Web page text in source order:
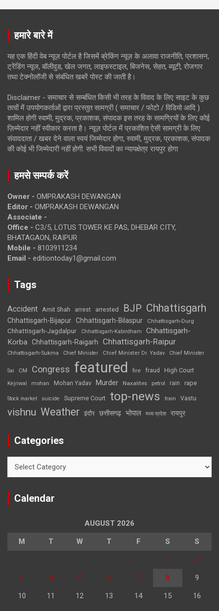
हमारे बारे में
यह एक हिंदी वेब न्यूज़ पोर्टल है जिसमें ब्रेकिंग न्यूज़ के अलावा राजनीति, प्रशासन,
ट्रेंडिंग न्यूज, बॉलीवुड, खेल जगत, लाइफस्टाइल, बिजनेस, सेहत, ब्यूटी, रोजगार
तथा टेक्नोलॉजी से संबंधित खबरें पोस्ट की जाती है।
Disclaimer - समाचार से सम्बंधित किसी भी तरह के विवाद के लिए साइट के कुछ
तत्वों में उपयोगकर्ताओं द्वारा प्रस्तुत सामग्री ( समाचार / फोटो / विडियो आदि )
शामिल होगी स्वामी, मुद्रक, प्रकाशक, संपादक इस तरह के सामग्रियों के लिए कोई
ज़िम्मेदार नहीं स्वीकार करता है। न्यूज़ पोर्टल में प्रकाशित ऐसी सामग्री के लिए
संवाददाता / खबर देने वाला स्वयं जिम्मेदार होगा, स्वामी, मुद्रक, प्रकाशक, संपादक
की कोई भी जिम्मेदारी नहीं होगी. सभी विवादों का न्यायक्षेत्र रायपुर होगा
हमसे सम्पर्क करें
Owner - OMPRAKASH DEWANGAN
Editor - OMPRAKASH DEWANGAN
Associate -
Office - C3/5, LOTUS TOWER KE PAS, DHEBAR CITY,
BHATAGAON, RAIPUR
Mobile - 8103911234
Email - editiontoday1@gmail.com
Tags
Accident Amit Shah arrest arrested BJP Chhattisgarh
Chhattisgarh-Bijapur Chhattisgarh-Bilaspur Chhattisgarh-Durg
Chhattisgarh-Jagdalpur Chhattisgarh-Kabirdham
Chhattisgarh-
Korba Chhattisgarh-Raigarh Chhattisgarh-Raipur
Chhattisgarh-Sukma Chief Minister Chief Minister Dr. Yadav Chief Minister
Sai CM Congress featured fire fraud High Court
Kejriwal mohan Mohan Yadav Murder Naxalites petrol rain rape
Stock market suicide Supreme Court top-news train Vastu
vishnu Weather इंदौर छत्तीसगढ़ भोपाल मध्य प्रदेश रायपुर
Categories
Calendar
AUGUST 2026
M T W T F S S
1 2
3 4 5 6 7 8 9
10 11 12 13 14 15 16